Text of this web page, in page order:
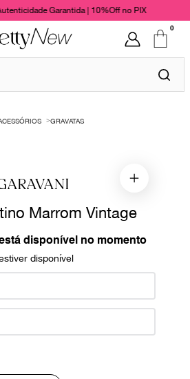
Garantida | 10%Off no PIX
0
GRAVATAS
Marrom Vintage
disponível no momento
disponível